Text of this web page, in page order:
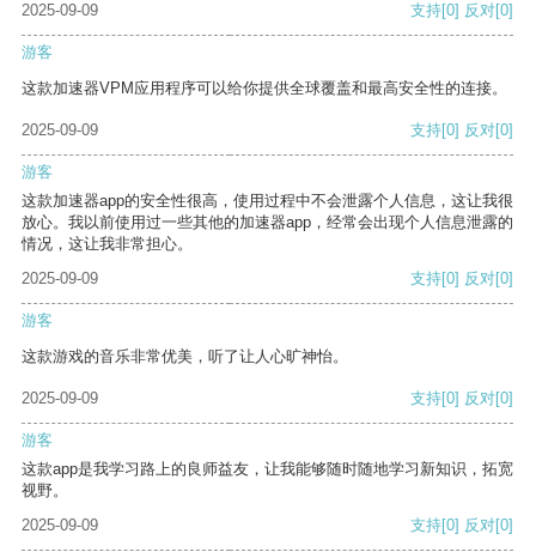
2025-09-09 支持[0] 反对[0]
游客
这款加速器VPM应用程序可以给你提供全球覆盖和最高安全性的连接。
2025-09-09 支持[0] 反对[0]
游客
这款加速器app的安全性很高，使用过程中不会泄露个人信息，这让我很
放心。我以前使用过一些其他的加速器app，经常会出现个人信息泄露的
情况，这让我非常担心。
2025-09-09
支持[0] 反对[0]
游客
这款游戏的音乐非常优美，听了让人心旷神怡。
2025-09-09 支持[0] 反对[0]
游客
这款app是我学习路上的良师益友，让我能够随时随地学习新知识，拓宽
视野。
2025-09-09
支持[0] 反对[0]